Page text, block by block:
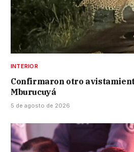
INTERIOR
Confirmaron otro
Mburucuyá
5 de agosto de 2026